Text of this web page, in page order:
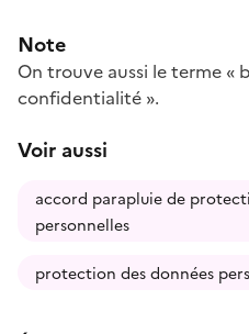
Note
On trouve aussi le terme «
confidentialité ».
Voir aussi
accord parapluie de
personnelles
protection des données